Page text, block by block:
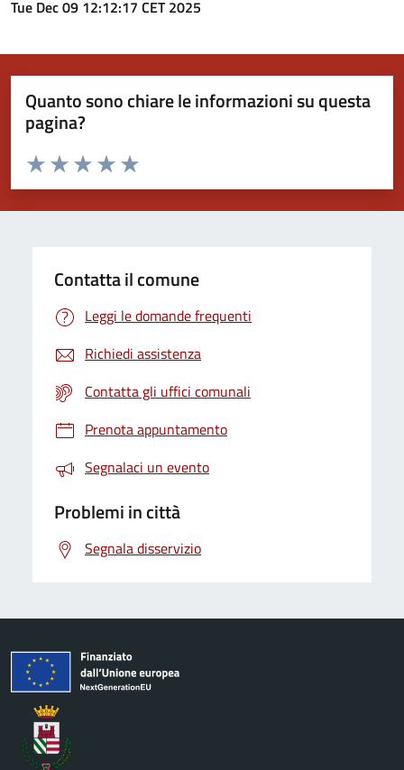
Tue Dec 09 12:12:17 CET 2025
Quanto sono chiare le informazioni su questa
pagina?
Valuta da 1 a 5 stelle la pagina
Valuta 5 stelle su 5
Valuta 4 stelle su 5
Valuta 3 stelle su 5
Valuta 2 stelle su 5
Valuta 1 stelle su 5
Contatta il comune
Leggi le domande frequenti
Richiedi assistenza
Contatta gli uffici comunali
Prenota appuntamento
Segnalaci un evento
Problemi in città
Segnala disservizio